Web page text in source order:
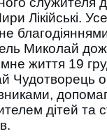
Лікійські.
Миколай
життя 19
Чудотворець
дітей та